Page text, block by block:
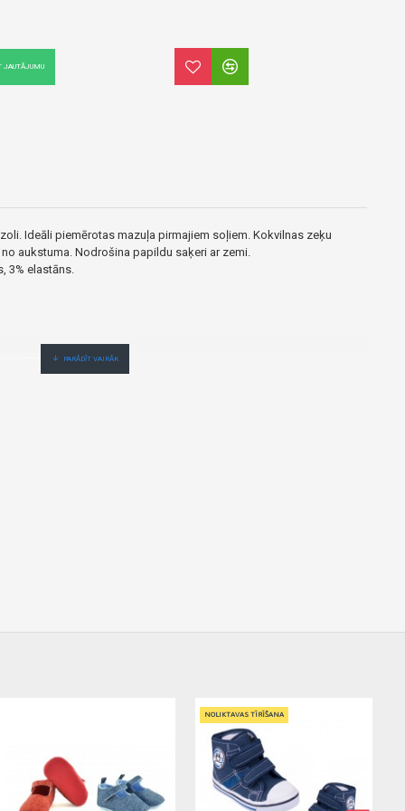
JAUTĀJUMU
Ideāli piemērotas mazuļa pirmajiem soļiem. Kokvilnas zeķu
aukstuma. Nodrošina papildu saķeri ar zemi.
3% elastāns.
no vairumtirgotāja.
NOLIKTAVAS TĪRĪŠANA